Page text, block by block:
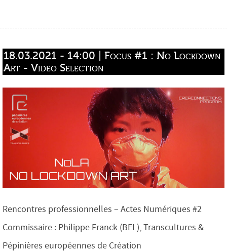
18.03.2021 - 14:00 | Focus #1 : No Lockdown
Art - Video Selection
Rencontres professionnelles – Actes Numériques #2
Commissaire : Philippe Franck (BEL), Transcultures &
Pépinières européennes de Création